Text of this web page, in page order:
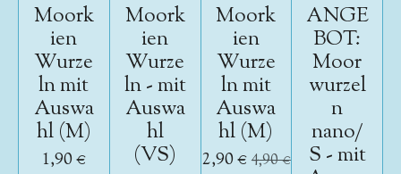
Moork
ien
Wurze
ln mit
Auswa
hl (M)
1,90 €
Moork
ien
Wurze
ln - mit
Auswa
hl
(VS)
Moork
ien
Wurze
ln mit
Auswa
hl (M)
2,90 € 4,90 €
ANGE
BOT:
Moor
wurzel
n
nano/
S - mit